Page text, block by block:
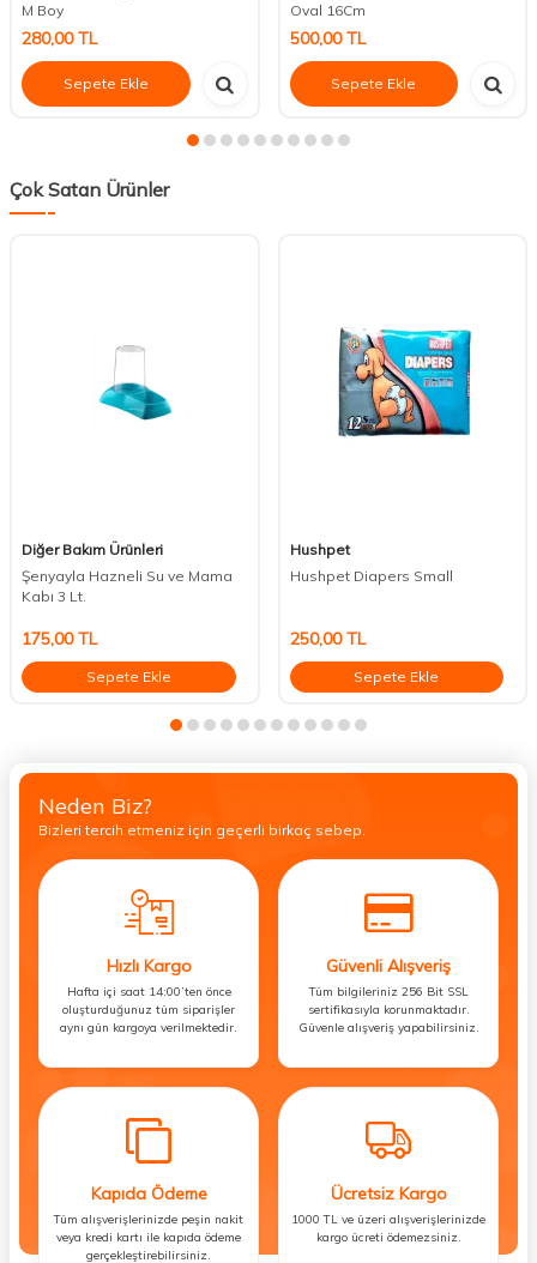
M Boy
280,00TL
Sepete Ekle
Oval 16Cm
500,00TL
Sepete Ekle
Çok Satan Ürünler
Diğer Bakım Ürünleri
Şenyayla Hazneli Su ve Mama
Kabı 3 Lt.
175,00TL
Sepete Ekle
Hushpet
Hushpet Diapers Small
250,00TL
Sepete Ekle
Neden Biz?
Bizleri tercih etmeniz için geçerli birkaç sebep.
Hızlı Kargo
Hafta içi saat 14:00’ten önce
oluşturduğunuz tüm siparişler
aynı gün kargoya verilmektedir.
Güvenli Alışveriş
Tüm bilgileriniz 256 Bit SSL
sertifikasıyla korunmaktadır.
Güvenle alışveriş yapabilirsiniz.
Kapıda Ödeme
Tüm alışverişlerinizde peşin nakit
veya kredi kartı ile kapıda ödeme
gerçekleştirebilirsiniz.
Ücretsiz Kargo
1000 TL ve üzeri alışverişlerinizde
kargo ücreti ödemezsiniz.